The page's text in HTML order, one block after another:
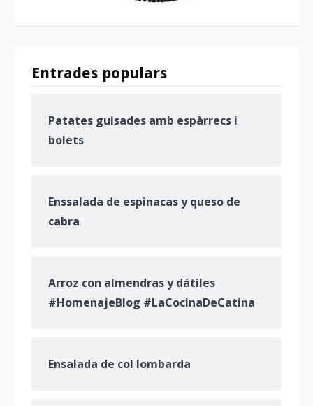
Entrades populars
Patates guisades amb espàrrecs i
bolets
Enssalada de espinacas y queso de
cabra
Arroz con almendras y dátiles
#HomenajeBlog #LaCocinaDeCatina
Ensalada de col lombarda